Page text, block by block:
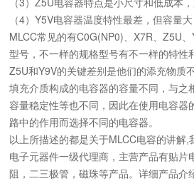
（4）Y5V电容器温度特性最差，但容量
MLCC常见的有C0G(NP0)、X7R、Z5U
型号，不一样的规格型号有不一样的特性
Z5U和Y9V的关键差别是他们的添充物质
填充介质构成的电容器的容量不同，与之
容量稳定性等也不同，因此在使用电容器
路中的作用而选择不同的电容器。
以上所描述的都是关于MLCC电容的讲解
电子元器件一级代理商，主营产品有贴片
阻，二三极管，磁珠等产品。详细产品介